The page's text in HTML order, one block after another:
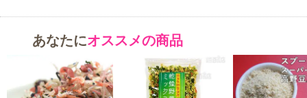
あなたにオススメの商品